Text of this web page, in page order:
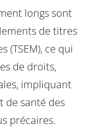
longs sont
de titres
(TSEM), ce qui
de droits,
impliquant
de santé des
précaires.